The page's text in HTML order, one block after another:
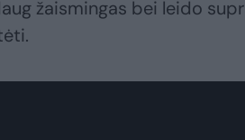
žaismingas bei leido